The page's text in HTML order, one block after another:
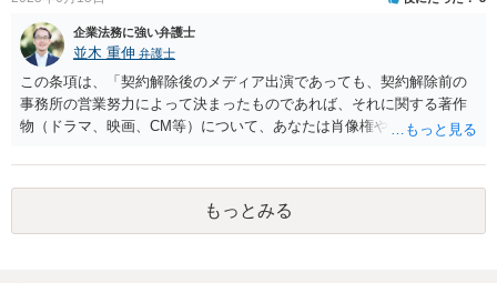
企業法務に強い弁護士
並木 重伸 弁護士
この条項は、「契約解除後のメディア出演であっても、契約解除前の
事務所の営業努力によって決まったものであれば、それに関する著作
物（ドラマ、映画、CM等）について、あなたは肖像権やパブリシティ
う意味と思われます。 事務所が獲得した仕事から生じる権利を、解除
後も事務所が管理すること自体には合理性がある場合もあります。し
かし「事務所に帰属する」という表現は、本来他人に譲渡できるもの
ではない肖像権等が事務所に渡ってしまうかのようにも読め、あなた
もっとみる